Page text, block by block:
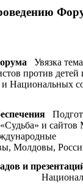
Увязка
против
Национальных
и
и
Молдовы,
и